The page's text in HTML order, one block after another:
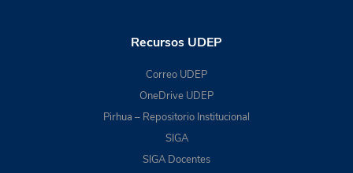
Recursos UDEP
Correo UDEP
OneDrive UDEP
Pirhua – Repositorio Institucional
SIGA
SIGA Docentes